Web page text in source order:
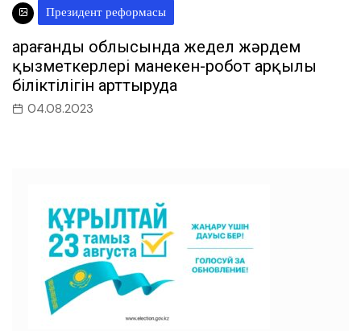
Президент реформасы
Қарағанды облысында жедел жәрдем
қызметкерлері манекен-робот арқылы
біліктілігін арттыруда
04.08.2023